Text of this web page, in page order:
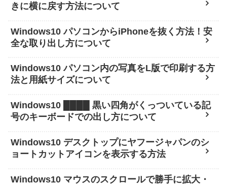
きに横に戻す方法について
Windows10 パソコンからiPhoneを抜く方法！安
全な取り出し方について
Windows10 パソコン内の写真をL版で印刷する方
法と用紙サイズについて
Windows10 ████ 黒い四角がくっついている記
号のキーボードでの出し方について
Windows10 デスクトップにヤフージャパンのシ
ョートカットアイコンを表示する方法
Windows10 マウスのスクロールで勝手に拡大・